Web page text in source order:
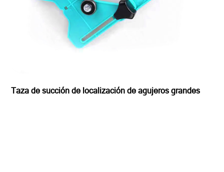
Taza de succión de localización de agujeros grandes